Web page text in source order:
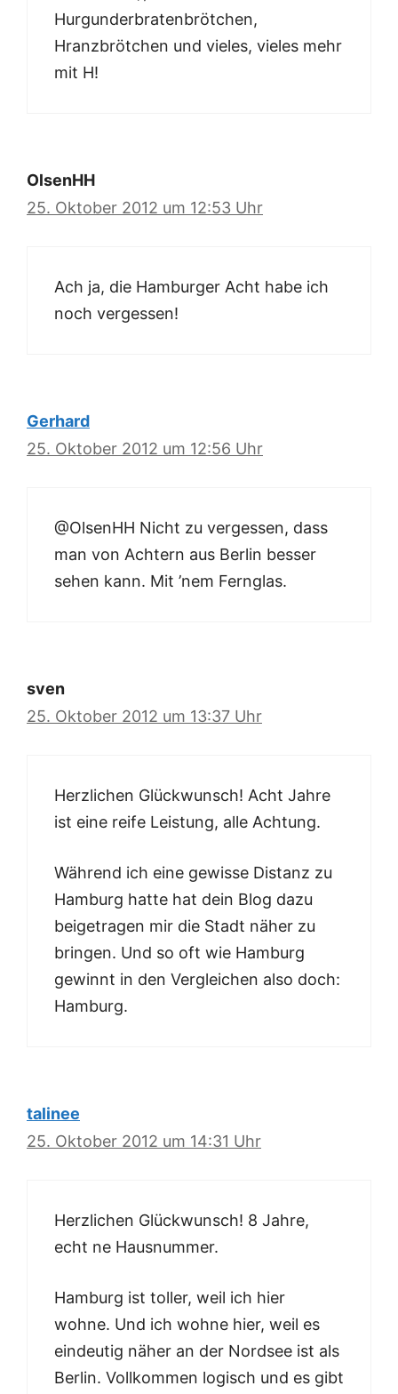
Hurgunderbratenbrötchen,
Hranzbrötchen und vieles, vieles mehr
mit H!
OlsenHH
25. Oktober 2012 um 12:53 Uhr
Ach ja, die Hamburger Acht habe ich
noch vergessen!
Gerhard
25. Oktober 2012 um 12:56 Uhr
@OlsenHH Nicht zu vergessen, dass
man von Achtern aus Berlin besser
sehen kann. Mit ’nem Fernglas.
sven
25. Oktober 2012 um 13:37 Uhr
Herzlichen Glückwunsch! Acht Jahre
ist eine reife Leistung, alle Achtung.
Während ich eine gewisse Distanz zu
Hamburg hatte hat dein Blog dazu
beigetragen mir die Stadt näher zu
bringen. Und so oft wie Hamburg
gewinnt in den Vergleichen also doch:
Hamburg.
talinee
25. Oktober 2012 um 14:31 Uhr
Herzlichen Glückwunsch! 8 Jahre,
echt ne Hausnummer.
Hamburg ist toller, weil ich hier
wohne. Und ich wohne hier, weil es
eindeutig näher an der Nordsee ist als
Berlin. Vollkommen logisch und es gibt